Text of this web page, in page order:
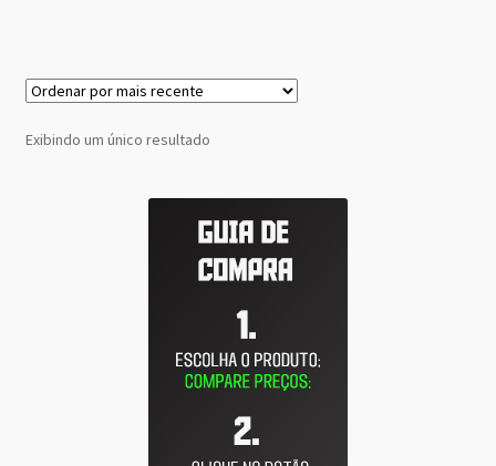
Exibindo um único resultado